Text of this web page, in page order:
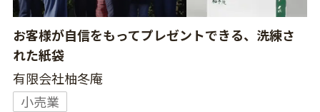
お客様が自信をもってプレゼントできる、洗練さ
れた紙袋
有限会社柚冬庵
小売業